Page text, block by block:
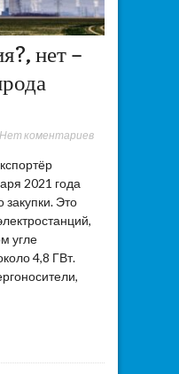
нет –
Нет коментариев
2021 года
закупки. Это
угле
4,8 ГВт.